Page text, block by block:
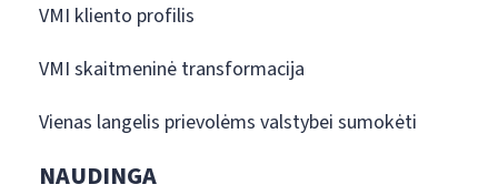
VMI kliento profilis
VMI skaitmeninė transformacija
Vienas langelis prievolėms valstybei sumokėti
NAUDINGA